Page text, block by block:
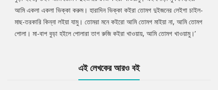
আমি একলা একলা ভিক্কা করুম। হারাদিন ভিক্কা কইরা তোমগ দুইজনের লেইগা চাইল-
মাছ-তরকারি কিন্না লইয়া যামু। তোমরা মনে কইরো আমি তোমগ মাইয়া না, আমি তোমগ
পোলা। মা-বাপ বুড়া হইলে পোলারা তাগ রুজি কইরা খাওয়ায়, আমি তোমগ খাওয়ামু।’
এই লেখকের আরও বই